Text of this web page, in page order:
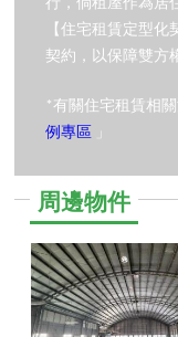
行，倘租屋作為居
【住宅租賃定型
契約，以保障雙方
*有關住宅租賃相
例專區 」
周邊物件